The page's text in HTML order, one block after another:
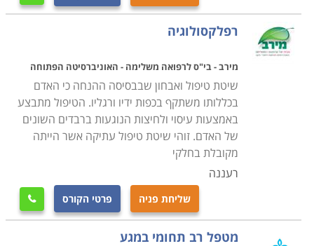
רפלקסולוגיה
מירב - בי"ס לרפואה משלימה - האוניברסיטה הפתוחה
שיטת טיפול ואבחון שבבסיסה ההנחה כי האדם
בכללותו משתקף בכפות ידיו ורגליו. הטיפול מתבצע
באמצעות עיסוי ולחיצות הנוגעות ברבדים השונים
של האדם. זוהי שיטת טיפול עתיקה אשר הייתה
מקובלת בחלקי
רעננה
שליחת פניה פרטי הקורס 
מטפל רב תחומי במגע